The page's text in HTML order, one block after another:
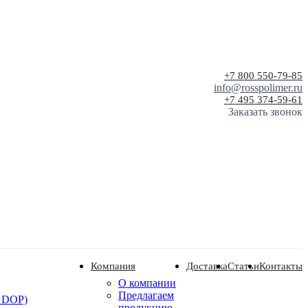
+7 800 550-79-85
info@rosspolimer.ru
+7 495 374-59-61
Заказать звонок
Компания
О компании
Предлагаем
ДоставкаСтатьиКонтакты